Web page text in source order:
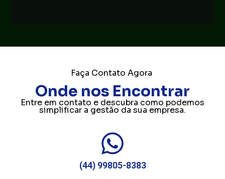
Faça Contato Agora
Onde nos Encontrar
Entre em contato e descubra como podemos
simplificar a gestão da sua empresa.
(44) 99805-8383